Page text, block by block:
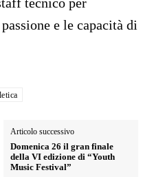
e le capacità di
Articolo successivo
Domenica 26 il gran finale
della VI edizione di “Youth
Music Festival”